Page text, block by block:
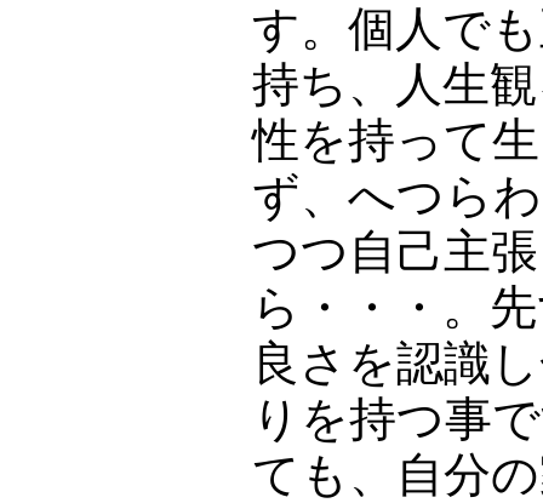
す。個人で
持ち、人生
性を持って
ず、へつら
つつ自己主
ら・・・。
良さを認識
りを持つ事
ても、自分